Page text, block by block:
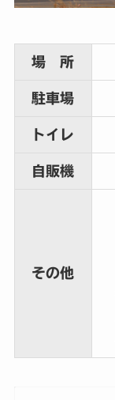
場 所
駐車場
トイレ
自販機
その他